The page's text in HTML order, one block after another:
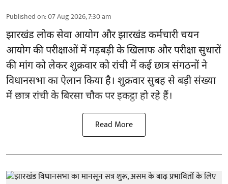
Published on:07 Aug 2026, 7:30 am
झारखंडलोक सेवा आयोग और झारखंड कर्मचारी चयन
आयोग की परीक्षाओं में गड़बड़ी के खिलाफ और परीक्षा सुधारों
की मांग को लेकर शुक्रवार को रांची में कई छात्र संगठनों ने
विधानसभा का ऐलान किया है। शुक्रवार सुबह से बड़ी संख्या
में छात्र रांची के बिरसा चौक पर इकट्ठा हो रहे हैं।
Read More